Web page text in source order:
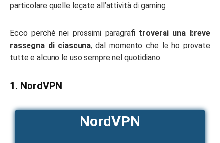
particolare quelle legate all’attività di gaming.
Ecco perché nei prossimi paragrafi troverai una breve
rassegna di ciascuna, dal momento che le ho provate
tutte e alcuno le uso sempre nel quotidiano.
1. NordVPN
NordVPN